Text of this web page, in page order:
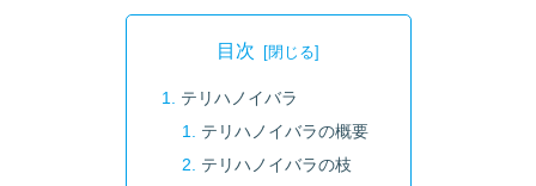
目次
テリハノイバラ
テリハノイバラの概要
テリハノイバラの枝